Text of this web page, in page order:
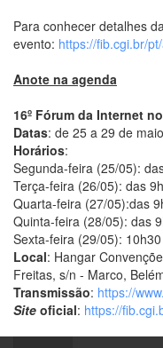
Para conhecer detalhes
evento: https://fib.cgi.br/
Anote na agenda
16º Fórum da Internet
Datas: de 25 a 29 de
Horários:
Segunda-feira (25/05):
Terça-feira (26/05): das
Quarta-feira (27/05):das
Quinta-feira (28/05): das
Sexta-feira (29/05):
Local: Hangar
Freitas, s/n - Marco,
Transmissão: https://
Site oficial: https://